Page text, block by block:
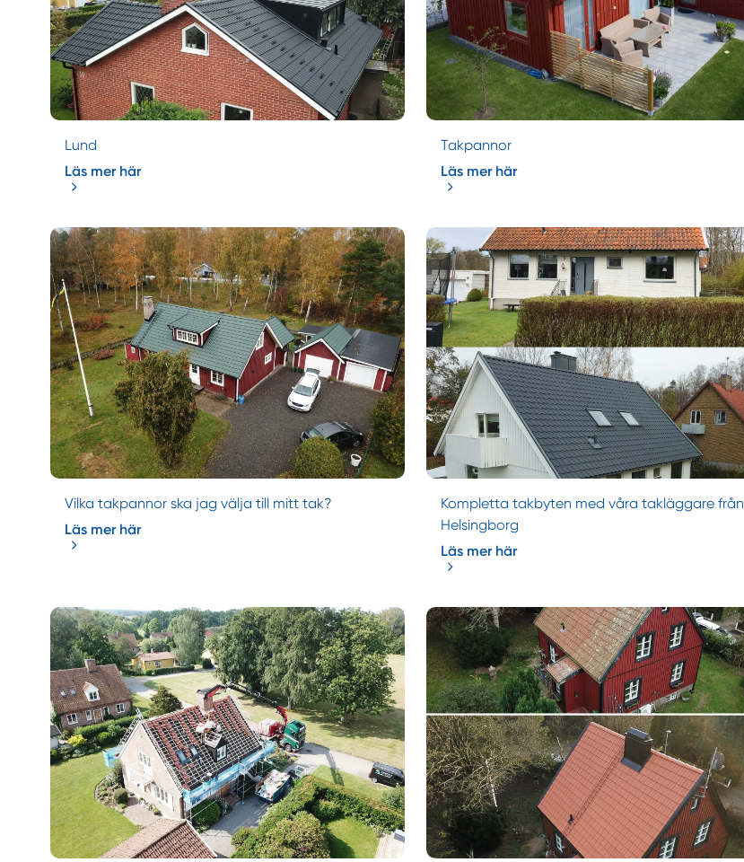
Lund
Läs mer här
Takpannor
Läs mer här
Vilka takpannor ska jag välja till mitt tak?
Läs mer här
Kompletta takbyten med våra takläggare från
Helsingborg
Läs mer här